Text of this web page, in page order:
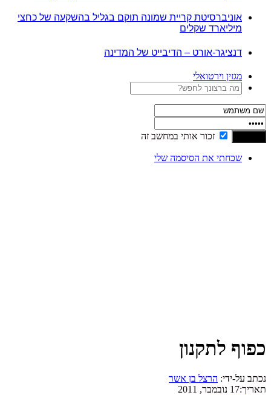
אוניברסיטת קריית שמונה תוקם בגליל בהשקעה של כחצי
מיליארד שקלים
דנציגר-אורט – הדיבייט של המדינה
מגזין וירטואלי
זכור אותי במחשב זה
שכחתי את הסיסמה שלי
כפוף לתקנון
נכתב על-ידי: הרצל בן אשר
תאריך:17 נובמבר, 2011